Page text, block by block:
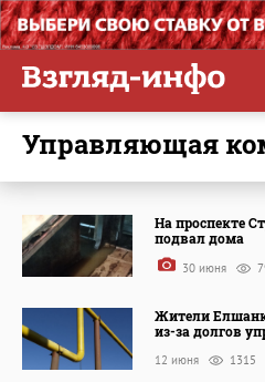
управляющая
На проспекте
подвал дома
30 июня
Жители
из-за долгов
12 июня 1315